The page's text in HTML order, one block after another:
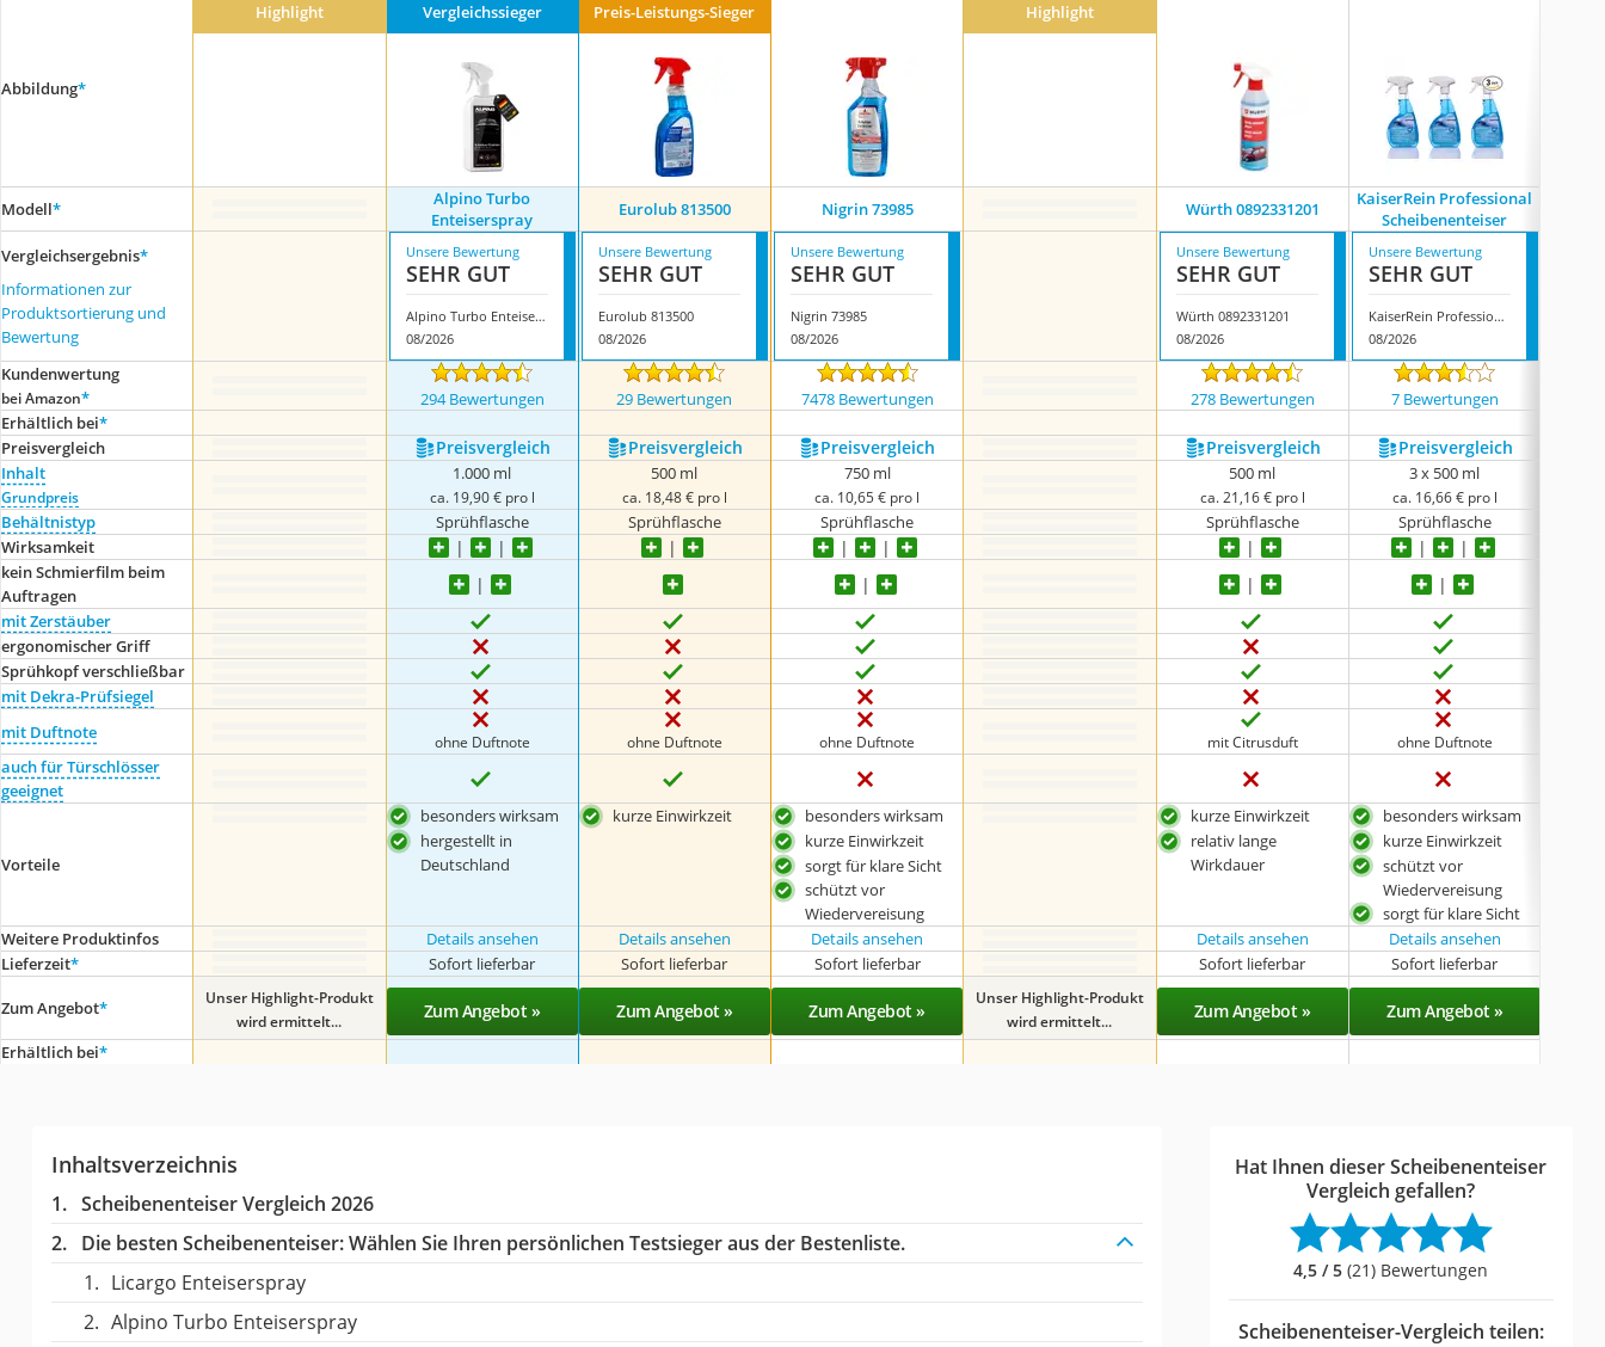
Abbildung*
Highlight Vergleichssieger Preis-Leistungs-Sieger Highlight
Modell*
Alpino Turbo
Enteiserspray
Eurolub 813500 Nigrin 73985 Würth 0892331201
KaiserRein Professional
Scheibenenteiser
Vergleichsergebnis*
Informationen zur
Produktsortierung und
Bewertung
Unsere Bewertung
SEHR GUT
Alpino Turbo Enteiserspray
08/2026
Unsere Bewertung
SEHR GUT
Eurolub 813500
08/2026
Unsere Bewertung
SEHR GUT
Nigrin 73985
08/2026
Unsere Bewertung
SEHR GUT
Würth 0892331201
08/2026
Unsere Bewertung
SEHR GUT
KaiserRein Professional Scheibenenteiser
08/2026
Kundenwertung
bei Amazon* 294 Bewertungen 29 Bewertungen 7478 Bewertungen 278 Bewertungen 7 Bewertungen
Erhältlich bei*
Preis­vergleich
Preis­vergleich Preis­vergleich Preis­vergleich Preis­vergleich Preis­vergleich
Inhalt
Grundpreis
1.000 ml
ca. 19,90 € pro l
500 ml
ca. 18,48 € pro l
750 ml
ca. 10,65 € pro l
500 ml
ca. 21,16 € pro l
3 x 500 ml
ca. 16,66 € pro l
Behältnistyp Sprühflasche Sprühflasche Sprühflasche Sprühflasche Sprühflasche
Wirksamkeit
kein Schmierfilm beim
Auftragen
mit Zerstäuber
ergonomischer Griff
Sprühkopf verschließbar
mit Dekra-Prüfsiegel
mit Duftnote
ohne Duftnote ohne Duftnote ohne Duftnote mit Citrusduft ohne Duftnote
auch für Türschlösser
geeignet
Vorteile
besonders wirksam
hergestellt in
Deutschland
kurze Einwirkzeit
besonders wirksam
kurze Einwirkzeit
sorgt für klare Sicht
schützt vor
Wiedervereisung
kurze Einwirkzeit
relativ lange
Wirkdauer
besonders wirksam
kurze Einwirkzeit
schützt vor
Wiedervereisung
sorgt für klare Sicht
Weitere Produktinfos Details ansehen Details ansehen Details ansehen Details ansehen Details ansehen
Lieferzeit* Sofort lieferbar Sofort lieferbar Sofort lieferbar Sofort lieferbar Sofort lieferbar
Zum Angebot*
Unser Highlight-Produkt
wird ermittelt...
Zum Angebot » Zum Angebot » Zum Angebot »
Unser Highlight-Produkt
wird ermittelt...
Zum Angebot » Zum Angebot »
Erhältlich bei*
Inhaltsverzeichnis
Scheibenenteiser Vergleich 2026
Die besten Scheibenenteiser:Wählen Sie Ihren persönlichen Testsieger aus der Bestenliste.
Licargo Enteiserspray
Alpino Turbo Enteiserspray
Hat Ihnen dieser Scheibenenteiser
Vergleich gefallen?
4,5 / 5 (21) Bewertungen
Scheibenenteiser-Vergleich teilen: